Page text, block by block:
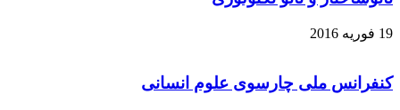
19 فوریه 2016
کنفرانس ملی چارسوی علوم انسانی